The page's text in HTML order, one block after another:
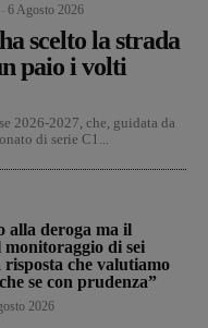
6 Agosto 2026
scelto la strada
paio i volti
2026-2027, che, guidata da
di serie C1...
alla deroga ma il
di sei
che valutiamo
se con prudenza”
2026